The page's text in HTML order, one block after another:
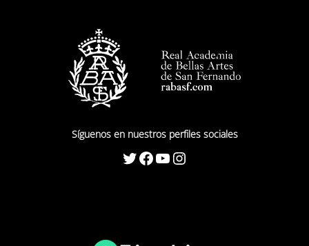
Síguenos en nuestros perfiles sociales
Twitter Facebook YouTube Instagram